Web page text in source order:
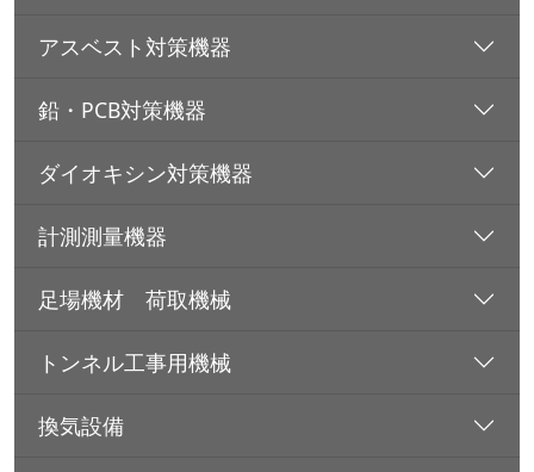
アスベスト対策機器
鉛・PCB対策機器
ダイオキシン対策機器
計測測量機器
足場機材 荷取機械
トンネル工事用機械
換気設備